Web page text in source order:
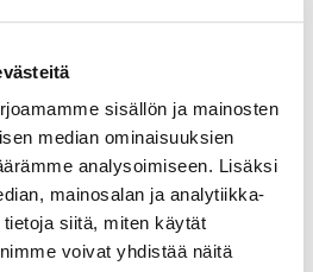
sisällön ja mainosten
median ominaisuuksien
analysoimiseen. Lisäksi
mainosalan ja analytiikka-
siitä, miten käytät
voivat yhdistää näitä
Kiinteä Konetiskiaine 2x5kg
€ (alv 0%)
ostoskoriin